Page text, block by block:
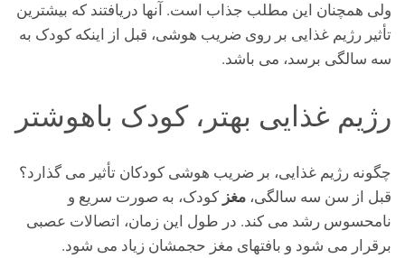
ولی همچنان این مطلب جذاب است. آنها دریافتند که بیشترین
تأثیر رژیم غذایی بر روی ضریب هوشی، قبل از اینکه کودک به
سه سالگی برسد، می باشد.
رژیم غذایی بهتر، کودک باهوشتر
چگونه رژیم غذایی، بر ضریب هوشی کودکان تأثیر می گذارد؟
قبل از سن سه سالگی، مغز کودک، به صورت سریع و
نامحسوس رشد می کند. در طول این زمان، اتصالات عصبی
برقرار می شود و بافتهای مغز حجمشان زیاد می شود.